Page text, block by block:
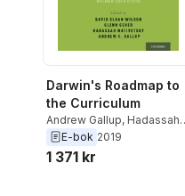
Darwin's Roadmap to
the Curriculum
Andrew Gallup, Hadassah
Head,David Sloan Wilson
Glenn Geher
E-bok 2019
1 371 kr